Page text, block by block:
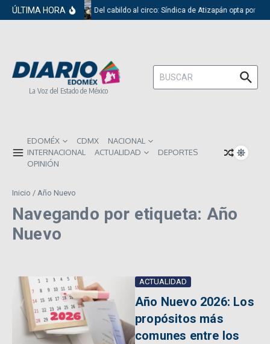
Saltar al contenido
ÚLTIMA HORA Del cabildo al circo: Síndica de Atizapán opta por el
La Voz del Estado de México
Buscar:
EDOMÉX CDMX
NACIONAL
INTERNACIONAL
ACTUALIDAD
DEPORTES
OPINIÓN
Inicio / Año Nuevo
Navegando por etiqueta: Año
Nuevo
ACTUALIDAD
Año Nuevo 2026: Los
propósitos más
comunes entre los